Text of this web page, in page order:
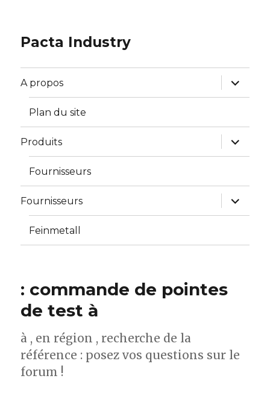
Pacta Industry
A propos
ouvrir
le
sous-
Plan du site
Produits
ouvrir
le
sous-
Fournisseurs
Fournisseurs
ouvrir
le
sous-
Feinmetall
: commande de pointes
de test à
à , en région , recherche de la
référence : posez vos questions sur le
forum !